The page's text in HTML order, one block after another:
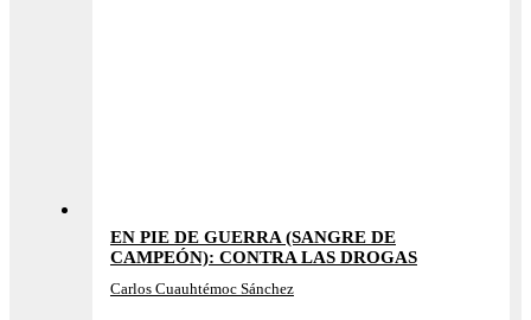
EN PIE DE GUERRA (SANGRE DE
CAMPEÓN): CONTRA LAS DROGAS
Carlos Cuauhtémoc Sánchez